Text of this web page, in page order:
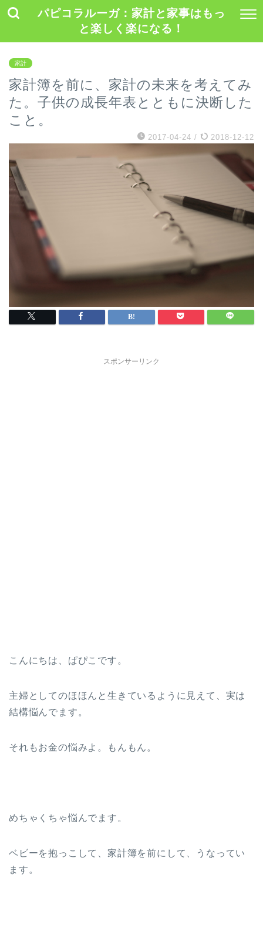
パピコラルーガ：家計と家事はもっ
と楽しく楽になる！
家計
家計簿を前に、家計の未来を考えてみ
た。子供の成長年表とともに決断した
こと。
2017-04-24 / 2018-12-12
スポンサーリンク
こんにちは、ぱぴこです。
主婦としてのほほんと生きているように見えて、実は
結構悩んでます。
それもお金の悩みよ。もんもん。
めちゃくちゃ悩んでます。
ベビーを抱っこして、家計簿を前にして、うなってい
ます。